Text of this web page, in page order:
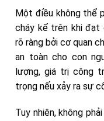
Một điều không thể
cháy kể trên khi đạt
rõ ràng bởi cơ quan
an toàn cho con
lượng, giá trị công
trọng nếu xảy ra sự
Tuy nhiên, không